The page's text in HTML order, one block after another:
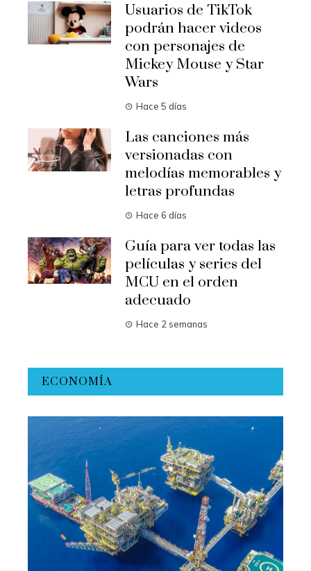
Usuarios de TikTok
podrán hacer videos
con personajes de
Mickey Mouse y Star
Wars
Hace 5 días
Las canciones más
versionadas con
melodías memorables y
letras profundas
Hace 6 días
Guía para ver todas las
películas y series del
MCU en el orden
adecuado
Hace 2 semanas
ECONOMÍA